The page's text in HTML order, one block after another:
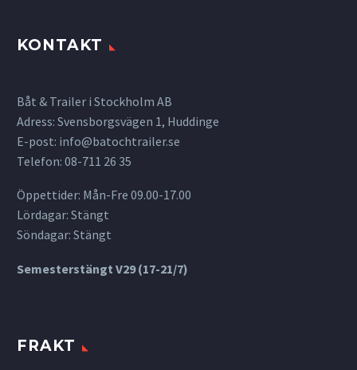
KONTAKT
Båt & Trailer i Stockholm AB
Adress: Svensborgsvägen 1, Huddinge
E-post: info@batochtrailer.se
Telefon: 08-711 26 35
Öppettider: Mån-Fre 09.00-17.00
Lördagar: Stängt
Söndagar: Stängt
Semesterstängt V29 (17-21/7)
FRAKT